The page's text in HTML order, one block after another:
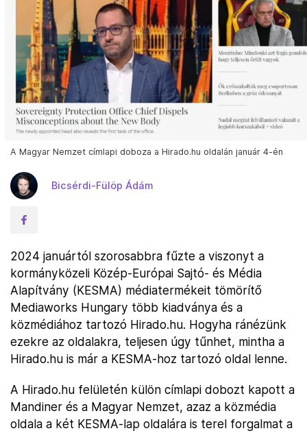
A Magyar Nemzet címlapi doboza a Hirado.hu oldalán január 4-én
Bicsérdi-Fülöp Ádám
2024 januártól szorosabbra fűzte a viszonyt a
kormányközeli Közép-Európai Sajtó- és Média
Alapítvány (KESMA) médiatermékeit tömörítő
Mediaworks Hungary több kiadványa és a
közmédiához tartozó Hirado.hu. Hogyha ránézünk
ezekre az oldalakra, teljesen úgy tűnhet, mintha a
Hirado.hu is már a KESMA-hoz tartozó oldal lenne.
A Hirado.hu felületén külön címlapi dobozt kapott a
Mandiner és a Magyar Nemzet, azaz a közmédia
oldala a két KESMA-lap oldalára is terel forgalmat a